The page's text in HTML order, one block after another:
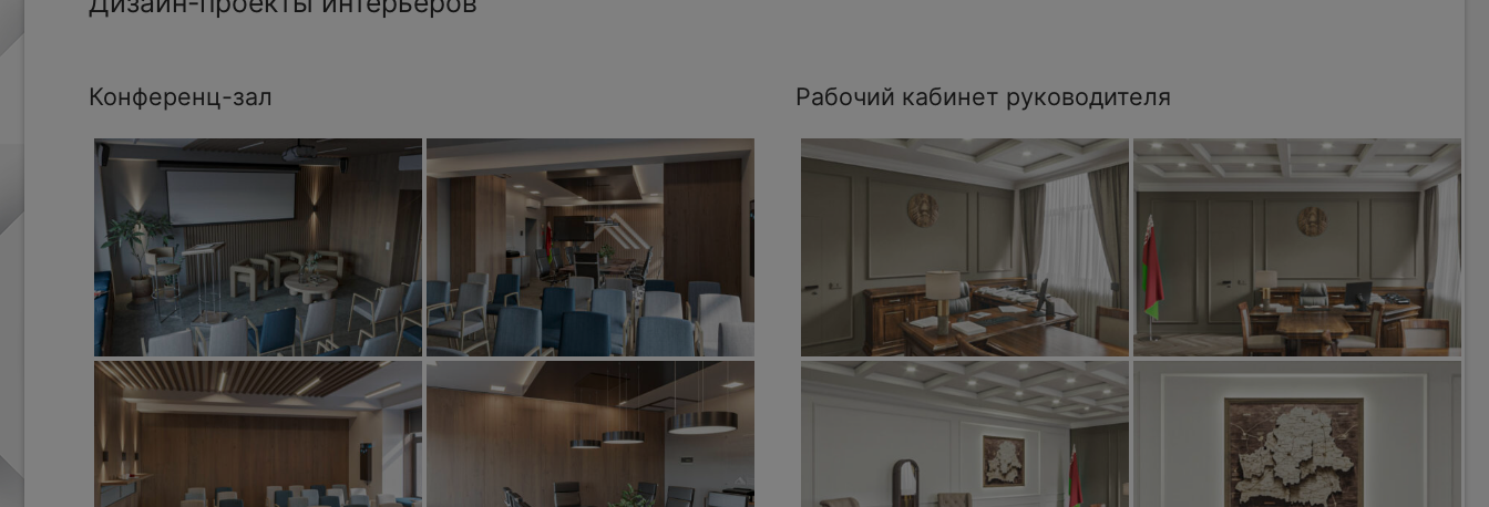
Конференц-зал Рабочий кабинет руководителя